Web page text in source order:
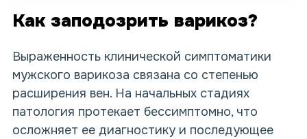
Как заподозрить варикоз?
Выраженность клинической симптоматики
мужского варикоза связана со степенью
расширения вен. На начальных стадиях
патология протекает бессимптомно, что
осложняет ее диагностику и последующее